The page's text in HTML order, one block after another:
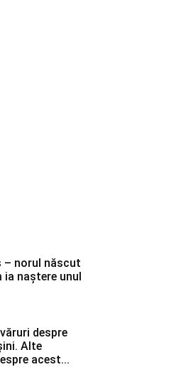
– norul născut
ia naștere unul
despre
Alte
acest...